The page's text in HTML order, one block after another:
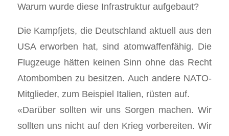
Warum wurde diese Infrastruktur aufgebaut?
Die Kampfjets, die Deutschland aktuell aus den
USA erworben hat, sind atomwaffenfähig. Die
Flugzeuge hätten keinen Sinn ohne das Recht
Atombomben zu besitzen. Auch andere NATO-
Mitglieder, zum Beispiel Italien, rüsten auf.
«Darüber sollten wir uns Sorgen machen. Wir
sollten uns nicht auf den Krieg vorbereiten. Wir